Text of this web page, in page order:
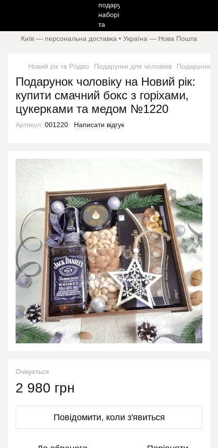
Київ — персональна доставка • Україна — Нова Пошта
Новий рік та Різдво Подарунки для чоловіків Подарунок
Подарунок чоловіку на Новий рік:
купити смачний бокс з горіхами,
цукерками та медом №1220
Артикул: 001220 Написати відгук
Очікується
2 980 грн
Повідомити, коли з'явиться